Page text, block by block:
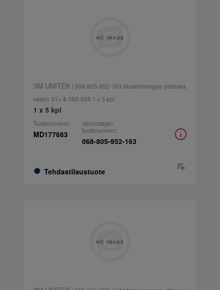
3M UNITEK| 068-805-952-163 Molaarirengas yläleuka
vasen 31+ & 068-805 1 x 5 kpl
1 x 5 kpl
Tuotenumero:
MD177683
Tehdastilaustuote
Valmistajan
tuotenumero:
068-805-952-163